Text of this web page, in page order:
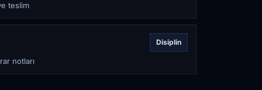
teslim
Disiplin
notları